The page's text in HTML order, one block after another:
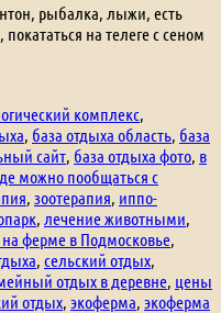
рыбалка, лыжи, есть
на телеге с сеном
комплекс
база отдыха область база
сайт база отдыха фото в
можно пообщаться с
зоотерапия иппо-
лечение животными
ферме в Подмосковье
сельский отдых
отдых в деревне цены
отдых экоферма экоферма